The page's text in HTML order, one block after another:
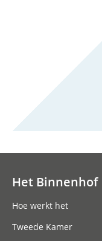
Het Binnenhof
Hoe werkt het
Tweede Kamer